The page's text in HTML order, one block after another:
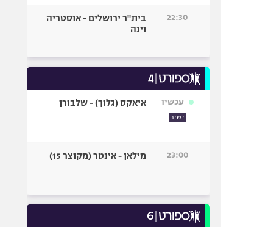
22:30
בית"ר ירושלים - אוסטריה
וינה
עכשיו
ישיר
איאקס (גלוך) - שלבורן
23:00 מילאן - אינטר (מקוצר 15)